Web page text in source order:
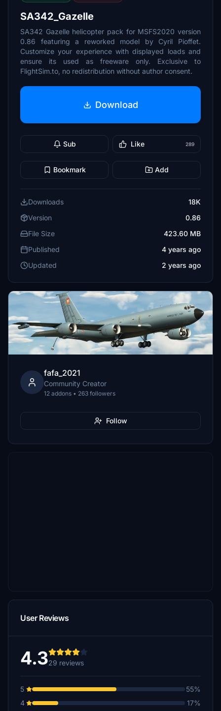
SA342_Gazelle
SA342 Gazelle helicopter pack for MSFS2020 version
0.86 featuring a reworked model by Cyril Pioffet.
Customize your experience with displayed loads and
ensure its used as freeware only. Exclusive to
FlightSim.to, no redistribution without author consent.
Download
Sub Like 289
Bookmark Add
Downloads
18K
Version
0.86
File Size
423.60 MB
Published
4 years ago
Updated
2 years ago
fafa_2021
Community Creator
12 addons • 263 followers
Follow
User Reviews
4.329 reviews
5
55%
4
17%